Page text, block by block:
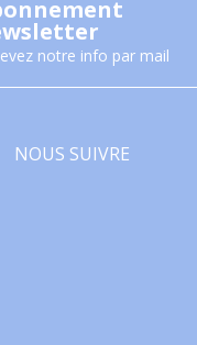
notre info par mail
NOUS SUIVRE